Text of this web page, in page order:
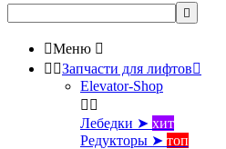

Меню 
 Запчасти для лифтов
Elevator-Shop
 
Лебедки ➤ хит
Редукторы ➤ топ